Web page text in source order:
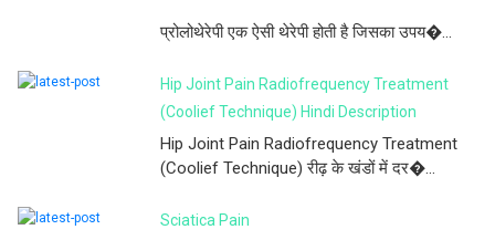
प्रोलोथेरेपी एक ऐसी थेरेपी होती है जिसका उपय�...
Hip Joint Pain Radiofrequency Treatment
(Coolief Technique) Hindi Description
Hip Joint Pain Radiofrequency Treatment
(Coolief Technique) रीढ़ के खंडों में दर�...
Sciatica Pain